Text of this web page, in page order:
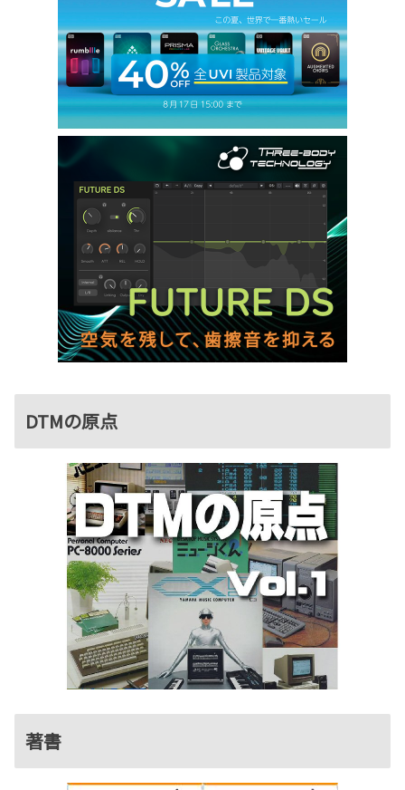
DTMの原点
著書